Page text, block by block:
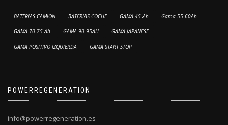
BATERIAS CAMION BATERIAS COCHE GAMA 45 Ah Gama 55-60Ah
GAMA 70-75 Ah GAMA 90-95AH GAMA JAPANESE
GAMA POSITIVO IZQUIERDA GAMA START STOP
POWERREGENERATION
info@powerregeneration.es